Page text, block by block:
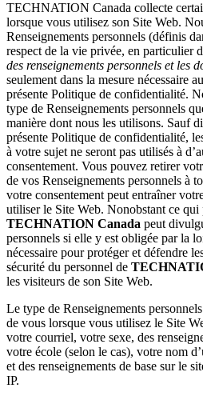
TECHNATION Canada collecte
lorsque vous utilisez son Site Web.
Renseignements personnels (définis
respect de la vie privée, en particulier
des renseignements personnels et les
seulement dans la mesure nécessaire
présente Politique de confidentialité.
type de Renseignements personnels
manière dont nous les utilisons. Sauf
présente Politique de confidentialité,
à votre sujet ne seront pas utilisés à
consentement. Vous pouvez retirer
de vos Renseignements personnels à
votre consentement peut entraîner
utiliser le Site Web. Nonobstant ce qui
TECHNATION Canada peut
personnels si elle y est obligée par la
nécessaire pour protéger et défendre
sécurité du personnel de
les visiteurs de son Site Web.
Le type de Renseignements
de vous lorsque vous utilisez le Site
votre courriel, votre sexe, des
votre école (selon le cas), votre nom
et des renseignements de base sur le
IP.